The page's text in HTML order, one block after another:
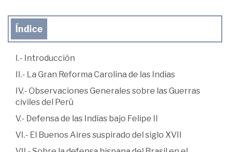
Índice
I.- Introducción
II.- La Gran Reforma Carolina de las Indias
IV.- Observaciones Generales sobre las Guerras
civiles del Perú
V.- Defensa de las Indias bajo Felipe II
VI.- El Buenos Aires suspirado del siglo XVII